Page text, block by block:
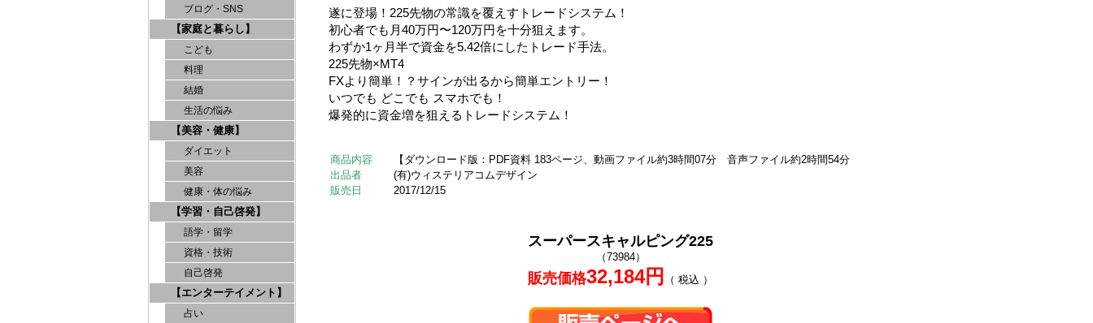
ブログ・SNS
【家庭と暮らし】
こども
料理
結婚
生活の悩み
【美容・健康】
ダイエット
美容
健康・体の悩み
【学習・自己啓発】
語学・留学
資格・技術
自己啓発
【エンターテイメント】
占い
遂に登場！225先物の常識を覆えすトレードシステム！
初心者でも月40万円〜120万円を十分狙えます。
わずか1ヶ月半で資金を5.42倍にしたトレード手法。
225先物×MT4
FXより簡単！？サインが出るから簡単エントリー！
いつでも どこでも スマホでも！
爆発的に資金増を狙えるトレードシステム！
商品内容
【ダウンロード版：PDF資料 183ページ、動画ファイル約3時間07分 音声ファイル約2時間54分
出品者
(有)ウィステリアコムデザイン
販売日
2017/12/15
スーパースキャルピング225
（73984）
販売価格32,184円 （ 税込 ）